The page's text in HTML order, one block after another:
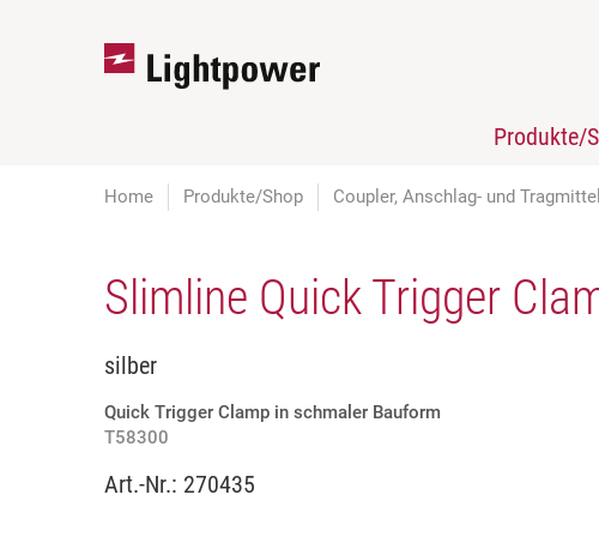
Produkte/
Home Produkte/Shop Coupler, Anschlag- und Tragmittel
Slimline Quick Trigger
silber
Quick Trigger Clamp in schmaler Bauform
T58300
Art.-Nr.: 270435